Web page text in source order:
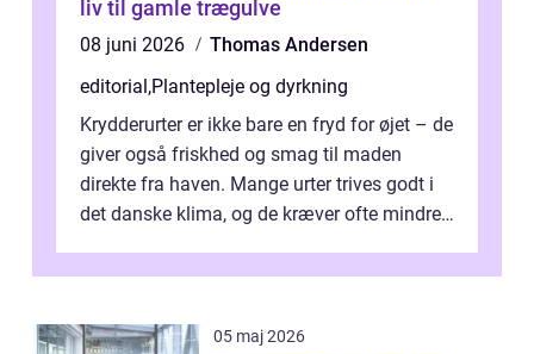
liv til gamle trægulve
08 juni 2026
Thomas Andersen
editorial,Plantepleje og dyrkning
Krydderurter er ikke bare en fryd for øjet – de
giver også friskhed og smag til maden
direkte fra haven. Mange urter trives godt i
det danske klima, og de kræver ofte mindre
05 maj 2026